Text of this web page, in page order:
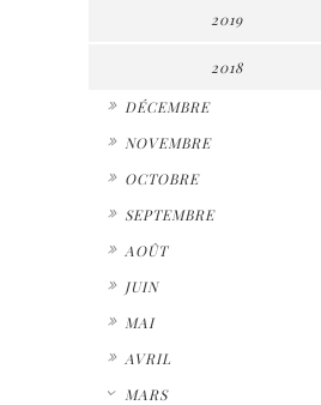
2019
2018
DÉCEMBRE
NOVEMBRE
OCTOBRE
SEPTEMBRE
AOÛT
JUIN
MAI
AVRIL
MARS